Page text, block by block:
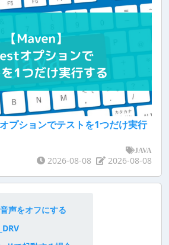
プションでテストを1つだけ実行
JAVA
2026-08-08 2026-08-08
声をオフにする